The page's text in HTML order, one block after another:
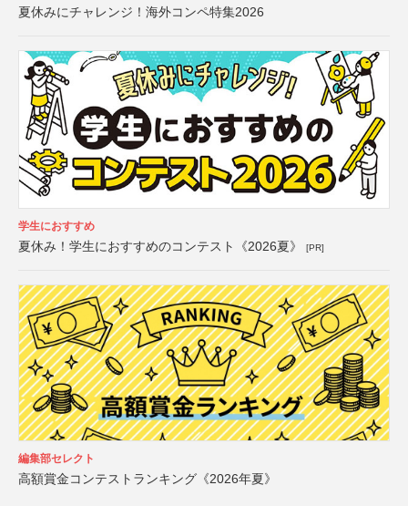
夏休みにチャレンジ！海外コンペ特集2026
学生におすすめ
夏休み！学生におすすめのコンテスト《2026夏》 [PR]
編集部セレクト
高額賞金コンテストランキング《2026年夏》